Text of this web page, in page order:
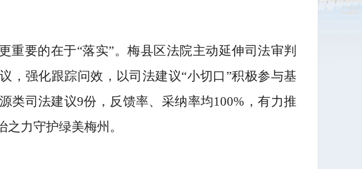
重要的在于“落实”。梅县区法院主动延伸司法审判
，强化跟踪问效，以司法建议“小切口”积极参与基
类司法建议9份，反馈率、采纳率均100%，有力推
力守护绿美梅州。